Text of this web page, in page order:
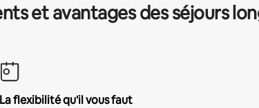
et avantages des séjours
La flexibilité qu'il vous faut